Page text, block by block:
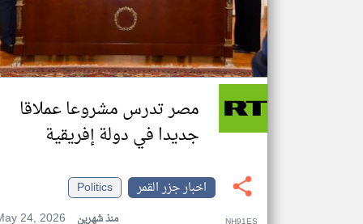
مصر تدرس مشروعا عملاقا
جديدا في دولة إفريقية
اخبار جزر القمر
Politics
24, 2026
منذ شهرين